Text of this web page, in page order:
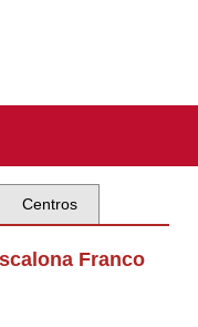
Centros
Franco